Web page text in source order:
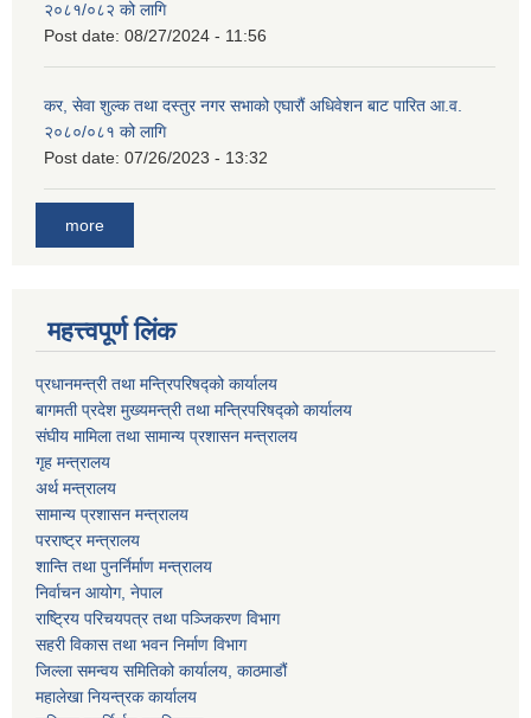
२०८१/०८२ को लागि
Post date: 08/27/2024 - 11:56
कर, सेवा शुल्क तथा दस्तुर नगर सभाको एघारौं अधिवेशन बाट पारित आ.व.
२०८०/०८१ को लागि
Post date: 07/26/2023 - 13:32
more
महत्त्वपूर्ण लिंक
प्रधानमन्त्री तथा मन्त्रिपरिषद्को कार्यालय
बागमती प्रदेश मुख्यमन्त्री तथा मन्त्रिपरिषद्को कार्यालय
संघीय मामिला तथा सामान्य प्रशासन मन्त्रालय
गृह मन्त्रालय
अर्थ मन्त्रालय
सामान्य प्रशासन मन्त्रालय
परराष्ट्र मन्त्रालय
शान्ति तथा पुनर्निर्माण मन्त्रालय
निर्वाचन आयोग, नेपाल
राष्ट्रिय परिचयपत्र तथा पञ्जिकरण विभाग
सहरी विकास तथा भवन निर्माण विभाग
जिल्ला समन्वय समितिको कार्यालय, काठमाडौं
महालेखा नियन्त्रक कार्यालय